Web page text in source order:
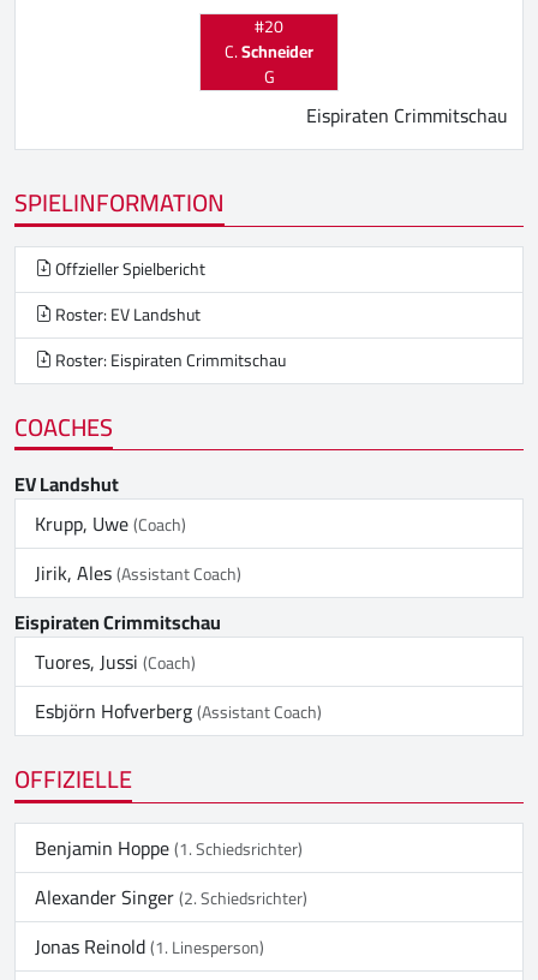
#20
C.Schneider
G
Eispiraten Crimmitschau
SPIELINFORMATION
Offzieller Spielbericht
Roster: EV Landshut
Roster: Eispiraten Crimmitschau
COACHES
EV Landshut
Krupp, Uwe(Coach)
Jirik, Ales(Assistant Coach)
Eispiraten Crimmitschau
Tuores, Jussi(Coach)
Esbjörn Hofverberg(Assistant Coach)
OFFIZIELLE
Benjamin Hoppe(1. Schiedsrichter)
Alexander Singer(2. Schiedsrichter)
Jonas Reinold(1. Linesperson)